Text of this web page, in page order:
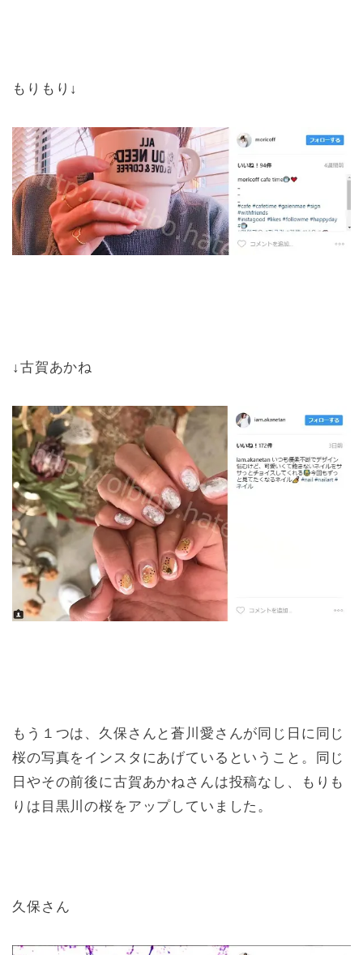
もりもり↓
↓古賀あかね
もう１つは、久保さんと蒼川愛さんが同じ日に同じ
桜の写真をインスタにあげているということ。同じ
日やその前後に古賀あかねさんは投稿なし、もりも
りは目黒川の桜をアップしていました。
久保さん